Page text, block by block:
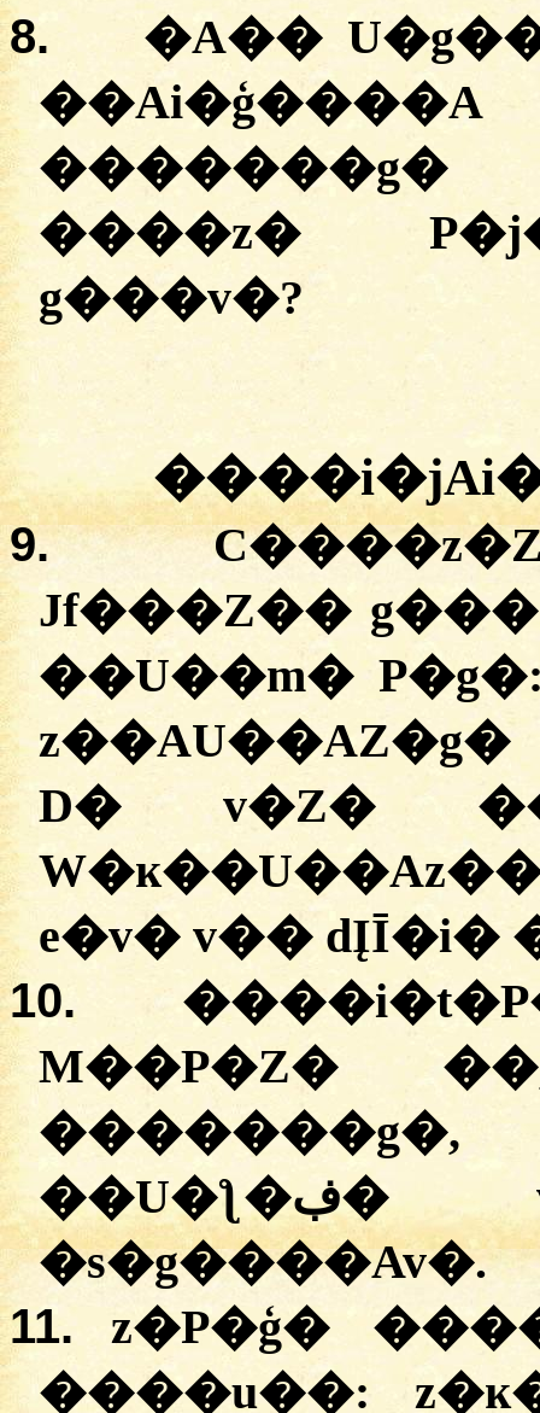
8.
�A��
�������g�
����z�
g���v�?
9.
Jf���Z��
��U��m�
D� v�Z�
e�v� v�� dĮĪ�i�
10.
M��P�Z�
��U�ƪ�ڣ� v�AaA g����g�A
�s�g����Av�.
11.
z�P�ģ�
����u��: